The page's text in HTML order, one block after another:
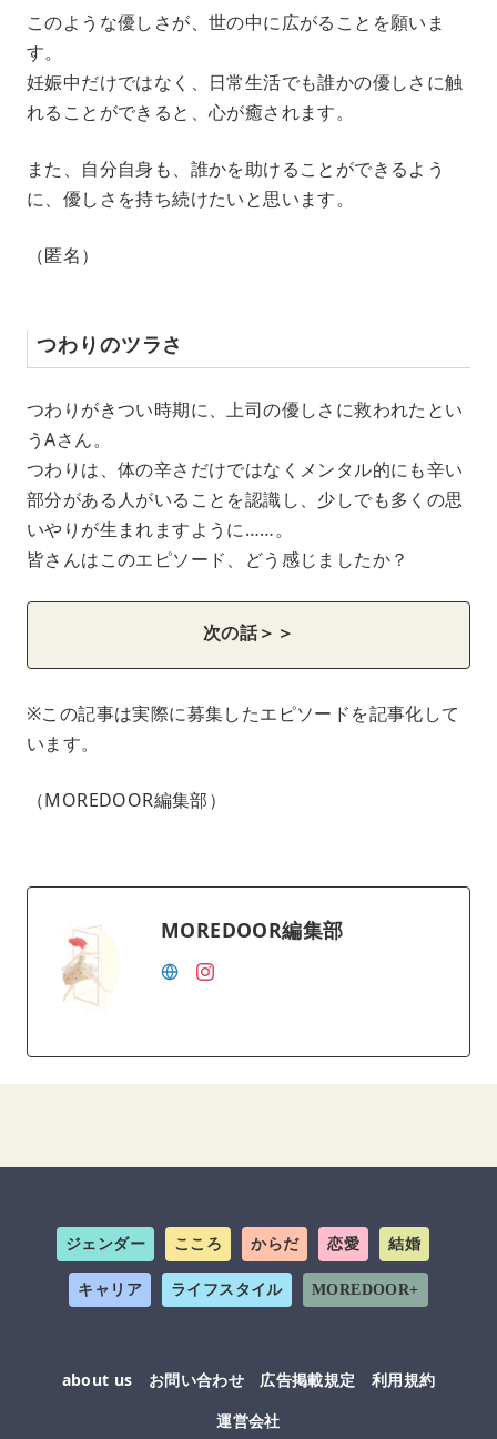
このような優しさが、世の中に広がることを願いま
す。
妊娠中だけではなく、日常生活でも誰かの優しさに触
れることができると、心が癒されます。
また、自分自身も、誰かを助けることができるよう
に、優しさを持ち続けたいと思います。
（匿名）
つわりのツラさ
つわりがきつい時期に、上司の優しさに救われたとい
うAさん。
つわりは、体の辛さだけではなくメンタル的にも辛い
部分がある人がいることを認識し、少しでも多くの思
いやりが生まれますように……。
皆さんはこのエピソード、どう感じましたか？
次の話＞＞
※この記事は実際に募集したエピソードを記事化して
います。
（MOREDOOR編集部）
MOREDOOR編集部
ジェンダー こころ からだ 恋愛 結婚
キャリア ライフスタイル MOREDOOR+
about us お問い合わせ 広告掲載規定
利用規約
運営会社